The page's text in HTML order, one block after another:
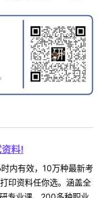
料!
内有效，10万种最新考
印资料任你选。涵盖全